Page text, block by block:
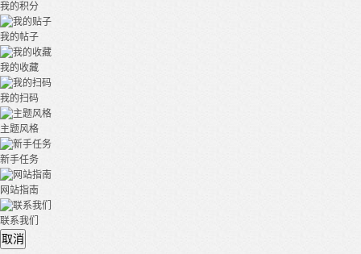
我的积分
我的帖子
我的收藏
我的扫码
主题风格
新手任务
网站指南
联系我们
取消